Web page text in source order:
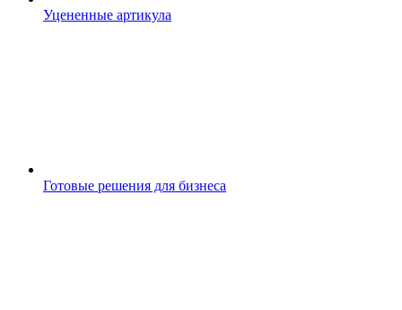
Уцененные артикула
Готовые решения для бизнеса